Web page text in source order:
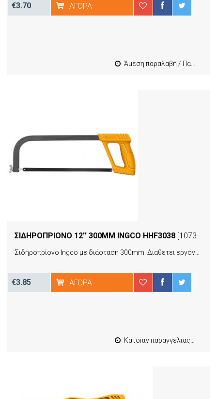
€3.70 ΑΓΟΡΆ
Άμεση παραλαβή / Παράδοση 1-3 εργασιμες
ΣΙΔΗΡΟΠΡΙΟΝΟ 12'' 300MM INGCO HHF3038 [10731]
€3.85 ΑΓΟΡΆ
Κατοπιν παραγγελιας από 4 έως 10 εργασιμες